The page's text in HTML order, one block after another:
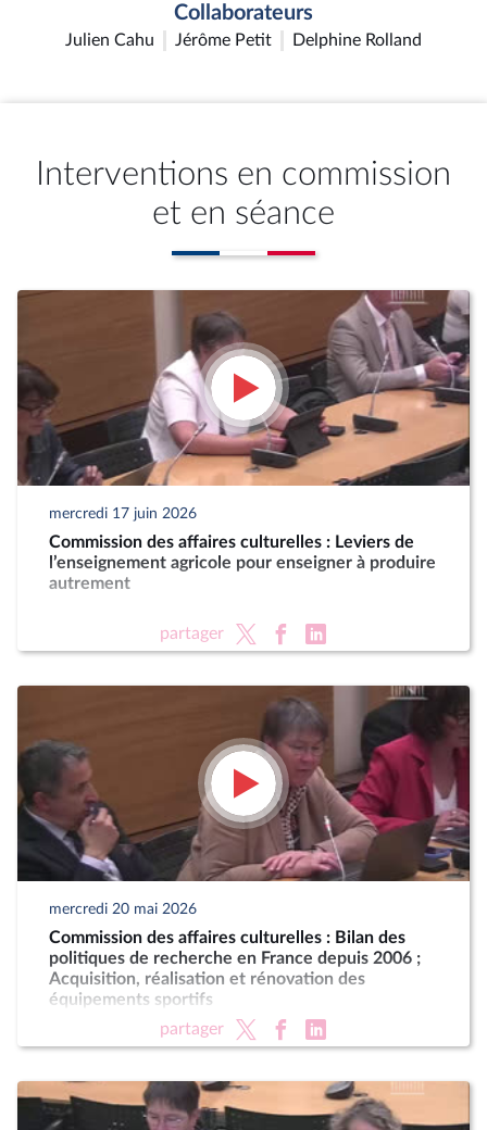
Collaborateurs
Julien Cahu Jérôme Petit Delphine Rolland
Interventions en commission
et en séance
mercredi 17 juin 2026
Commission des affaires culturelles : Leviers de
l’enseignement agricole pour enseigner à produire
autrement
partager
mercredi 20 mai 2026
Commission des affaires culturelles : Bilan des
politiques de recherche en France depuis 2006 ;
Acquisition, réalisation et rénovation des
équipements sportifs
partager